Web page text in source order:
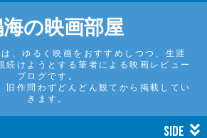
の映画部屋
、ゆるく映画をおすすめしつつ、生涯
続けようとする筆者による映画レビュー
ブログです。
旧作問わずどんどん観てから掲載してい
きます。
SIDE